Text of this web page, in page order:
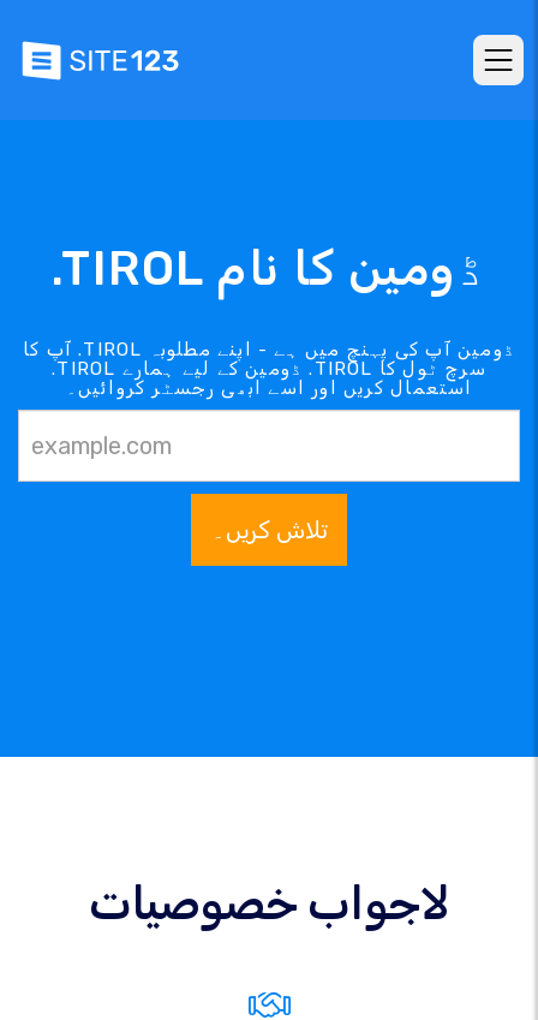
.TIROL ڈومین کا نام
آپ کا .TIROL ڈومین آپ کی پہنچ میں ہے - اپنے مطلوبہ
.TIROL ڈومین کے لیے ہمارے .TIROL سرچ ٹول کا
استعمال کریں اور اسے ابھی رجسٹر کروائیں۔
تلاش کریں۔
لاجواب خصوصیات